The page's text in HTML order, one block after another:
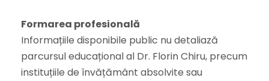
Formarea profesională
Informațiile disponibile public nu detaliază
parcursul educațional al Dr. Florin Chiru, precum
instituțiile de învățământ absolvite sau